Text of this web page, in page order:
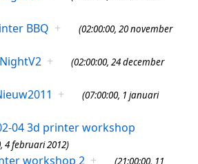
BBQ +
(02:00:00, 20 november
+
(02:00:00, 24 december
+
(07:00:00, 1 januari
04 3d printer workshop
4 februari 2012)
workshop 2 +
(21:00:00, 11